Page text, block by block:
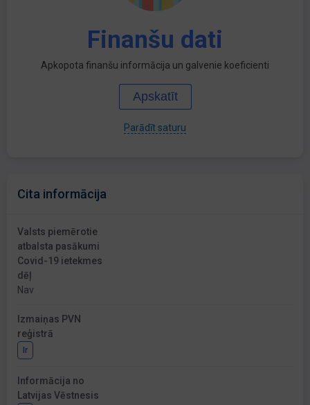
Finanšu dati
Apkopota finanšu informācija un galvenie koeficienti
Apskatīt
Parādīt saturu
Cita informācija
Valsts piemērotie
atbalsta pasākumi
Covid-19 ietekmes
dēļ
Nav
Izmaiņas PVN
reģistrā
Ir
Informācija no
Latvijas Vēstnesis